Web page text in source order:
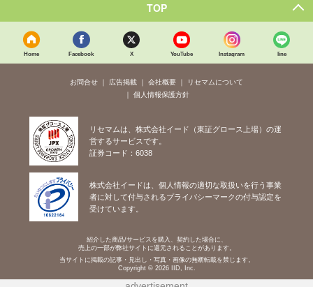
TOP
Home Facebook X YouTube Instagram line
お問合せ 広告掲載 会社概要
リセマムについて
個人情報保護方針
リセマムは、株式会社イード（東証グロース上場）の運
営するサービスです。
証券コード：6038
株式会社イードは、個人情報の適切な取扱いを行う事業
者に対して付与されるプライバシーマークの付与認定を
受けています。
紹介した商品/サービスを購入、契約した場合に、
売上の一部が弊社サイトに還元されることがあります。
当サイトに掲載の記事・見出し・写真・画像の無断転載を禁じます。
Copyright © 2026 IID, Inc.